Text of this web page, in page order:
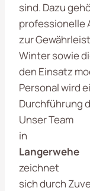
sind. Dazu
professionelle
zur
Winter sowie
den Einsatz
Personal wird
Durchführung
Unser Team
in
Langerwehe
zeichnet
sich durch